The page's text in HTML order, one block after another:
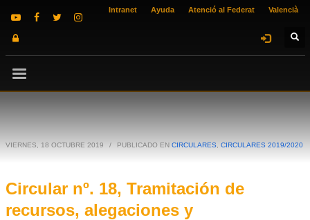
Intranet Ayuda Atenció al Federat Valencià
VIERNES, 18 OCTUBRE 2019 / PUBLICADO EN CIRCULARES CIRCULARES 2019/2020
Circular nº. 18, Tramitación de
recursos, alegaciones y